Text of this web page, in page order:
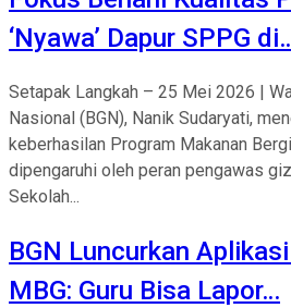
‘Nyawa’ Dapur SPPG
Setapak Langkah – 25 Mei 2026 |
Nasional (BGN), Nanik Sudaryati,
keberhasilan Program Makanan
dipengaruhi oleh peran pengawas
Sekolah...
BGN Luncurkan
MBG: Guru Bisa Lapor…